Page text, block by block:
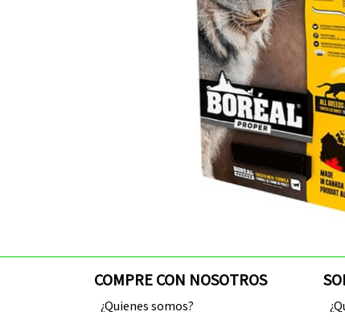
COMPRE CON NOSOTROS
¿Quienes somos?